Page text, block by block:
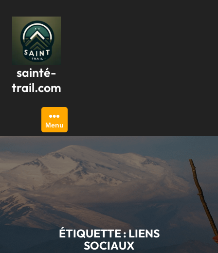
contenu
sainté-
trail.com
Menu
ÉTIQUETTE :LIENS
SOCIAUX